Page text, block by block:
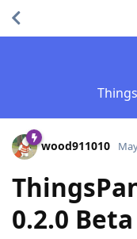
wood911010
0.2.0 Beta